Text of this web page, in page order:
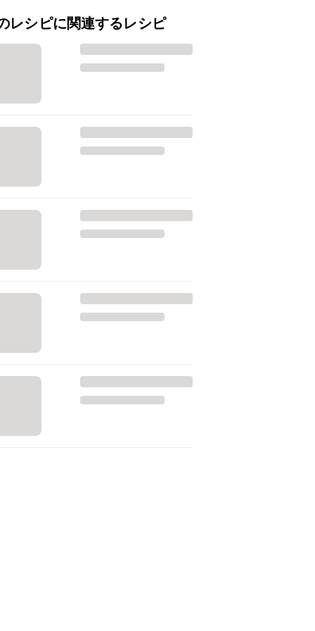
レシピに関連するレシピ